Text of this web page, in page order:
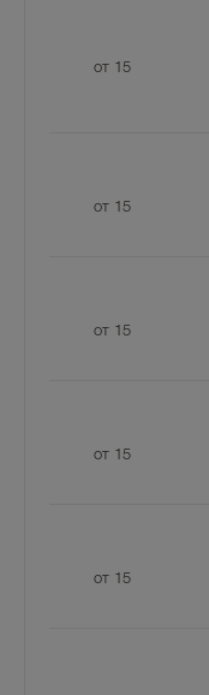
от 15
от 15
от 15
от 15
от 15